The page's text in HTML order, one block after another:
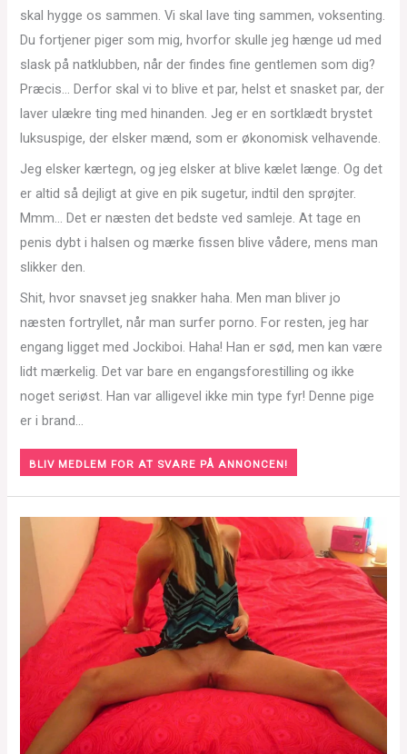
skal hygge os sammen. Vi skal lave ting sammen, voksenting.
Du fortjener piger som mig, hvorfor skulle jeg hænge ud med
slask på natklubben, når der findes fine gentlemen som dig?
Præcis… Derfor skal vi to blive et par, helst et snasket par, der
laver ulækre ting med hinanden. Jeg er en sortklædt brystet
luksuspige, der elsker mænd, som er økonomisk velhavende.
Jeg elsker kærtegn, og jeg elsker at blive kælet længe. Og det
er altid så dejligt at give en pik sugetur, indtil den sprøjter.
Mmm… Det er næsten det bedste ved samleje. At tage en
penis dybt i halsen og mærke fissen blive vådere, mens man
slikker den.
Shit, hvor snavset jeg snakker haha. Men man bliver jo
næsten fortryllet, når man surfer porno. For resten, jeg har
engang ligget med Jockiboi. Haha! Han er sød, men kan være
lidt mærkelig. Det var bare en engangsforestilling og ikke
noget seriøst. Han var alligevel ikke min type fyr! Denne pige
er i brand…
BLIV MEDLEM FOR AT SVARE PÅ ANNONCEN!